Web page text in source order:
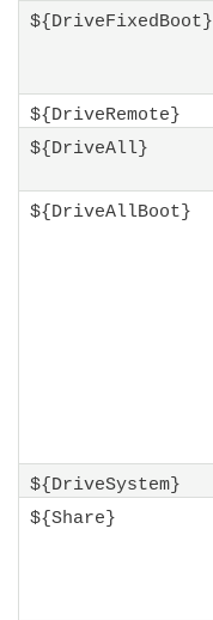
${DriveFixedBoot}
${DriveRemote}
${DriveAll}
${DriveAllBoot}
${DriveSystem}
${Share}